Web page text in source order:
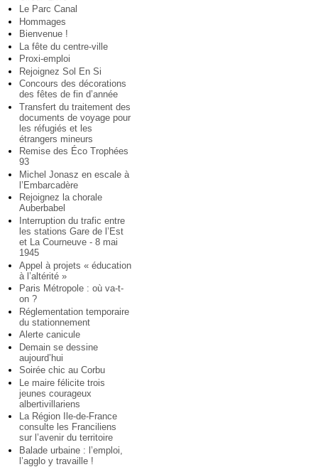
Le Parc Canal
Hommages
Bienvenue !
La fête du centre-ville
Proxi-emploi
Rejoignez Sol En Si
Concours des décorations
des fêtes de fin d’année
Transfert du traitement des
documents de voyage pour
les réfugiés et les
étrangers mineurs
Remise des Éco Trophées
93
Michel Jonasz en escale à
l’Embarcadère
Rejoignez la chorale
Auberbabel
Interruption du trafic entre
les stations Gare de l’Est
et La Courneuve - 8 mai
1945
Appel à projets « éducation
à l’altérité »
Paris Métropole : où va-t-
on ?
Réglementation temporaire
du stationnement
Alerte canicule
Demain se dessine
aujourd’hui
Soirée chic au Corbu
Le maire félicite trois
jeunes courageux
albertivillariens
La Région Ile-de-France
consulte les Franciliens
sur l’avenir du territoire
Balade urbaine : l’emploi,
l’agglo y travaille !